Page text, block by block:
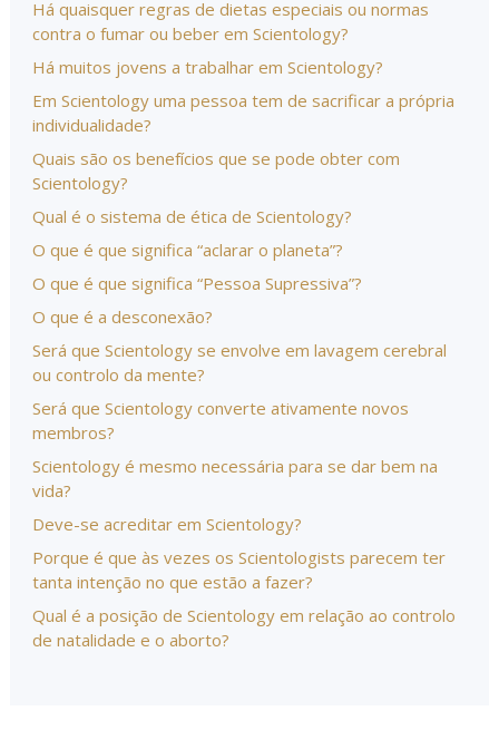
Há quaisquer regras de dietas especiais ou normas
contra o fumar ou beber em Scientology?
Há muitos jovens a trabalhar em Scientology?
Em Scientology uma pessoa tem de sacrificar a própria
individualidade?
Quais são os benefícios que se pode obter com
Scientology?
Qual é o sistema de ética de Scientology?
O que é que significa “aclarar o planeta”?
O que é que significa “Pessoa Supressiva”?
O que é a desconexão?
Será que Scientology se envolve em lavagem cerebral
ou controlo da mente?
Será que Scientology converte ativamente novos
membros?
Scientology é mesmo necessária para se dar bem na
vida?
Deve-se acreditar em Scientology?
Porque é que às vezes os Scientologists parecem ter
tanta intenção no que estão a fazer?
Qual é a posição de Scientology em relação ao controlo
de natalidade e o aborto?